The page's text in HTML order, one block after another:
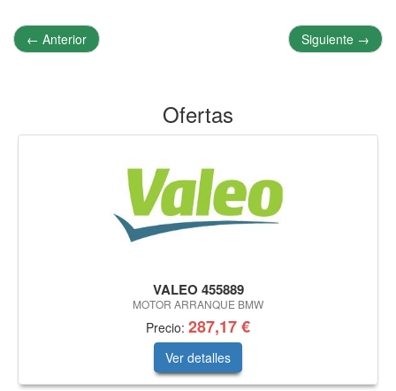
← Anterior Siguiente →
Ofertas
VALEO 455889
MOTOR ARRANQUE BMW
Precio: 287,17 €
Ver detalles